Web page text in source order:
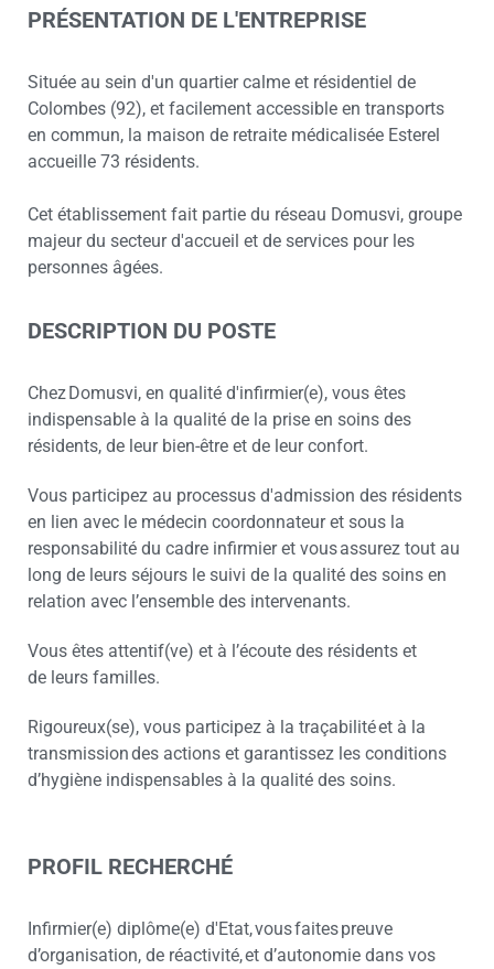
PRÉSENTATION DE L'ENTREPRISE
Située au sein d'un quartier calme et résidentiel de
Colombes (92), et facilement accessible en transports
en commun, la maison de retraite médicalisée Esterel
accueille 73 résidents.
Cet établissement fait partie du réseau Domusvi, groupe
majeur du secteur d'accueil et de services pour les
personnes âgées.
DESCRIPTION DU POSTE
Chez Domusvi, en qualité d'infirmier(e), vous êtes
indispensable à la qualité de la prise en soins des
résidents, de leur bien-être et de leur confort.
Vous participez au processus d'admission des résidents
en lien avec le médecin coordonnateur et sous la
responsabilité du cadre infirmier et vous assurez tout au
long de leurs séjours le suivi de la qualité des soins en
relation avec l’ensemble des intervenants.
Vous êtes attentif(ve) et à l’écoute des résidents et
de leurs familles.
Rigoureux(se), vous participez à la traçabilité et à la
transmission des actions et garantissez les conditions
d’hygiène indispensables à la qualité des soins.
PROFIL RECHERCHÉ
Infirmier(e) diplôme(e) d'Etat, vous faites preuve
d’organisation, de réactivité, et d’autonomie dans vos